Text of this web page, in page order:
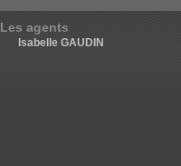
Les agents
Isabelle GAUDIN